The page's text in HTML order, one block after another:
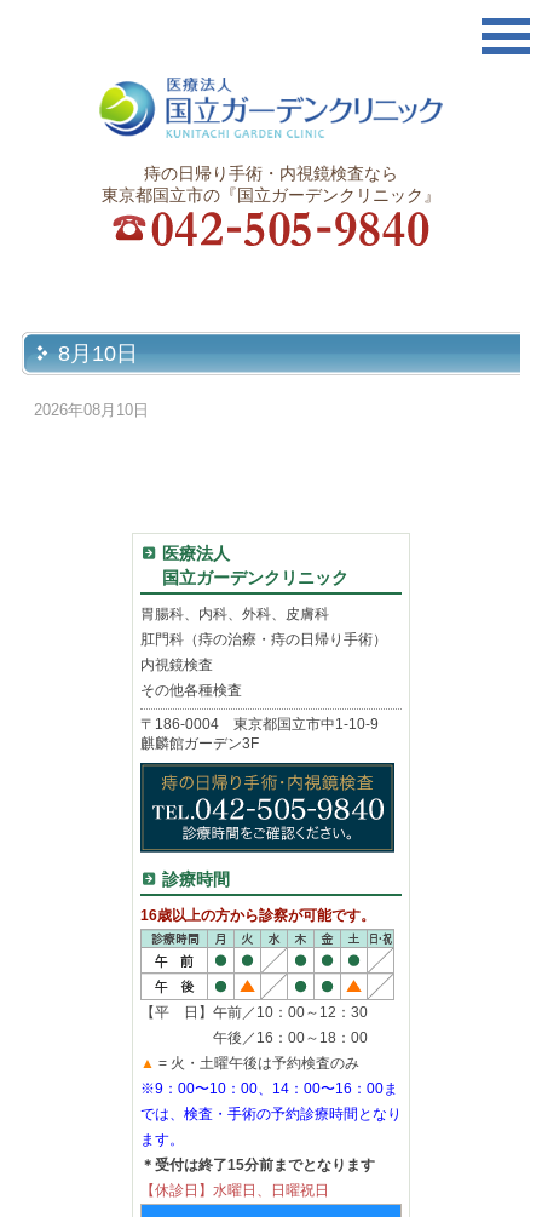
痔の日帰り手術・内視鏡検査なら
東京都国立市の『国立ガーデンクリニック』
8月10日
2026年08月10日
医療法人
国立ガーデンクリニック
胃腸科、内科、外科、皮膚科
肛門科（痔の治療・痔の日帰り手術）
内視鏡検査
その他各種検査
〒186-0004 東京都国立市中1-10-9
麒麟館ガーデン3F
診療時間
16歳以上の方から診察が可能です。
【平 日】午前／10：00～12：30
午後／16：00～18：00
▲ = 火・土曜午後は予約検査のみ
※9：00〜10：00、14：00〜16：00ま
では、検査・手術の予約診療時間となり
ます。
＊受付は終了15分前までとなります
【休診日】水曜日、日曜祝日